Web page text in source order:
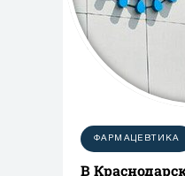
ФАРМАЦЕВТИКА
В